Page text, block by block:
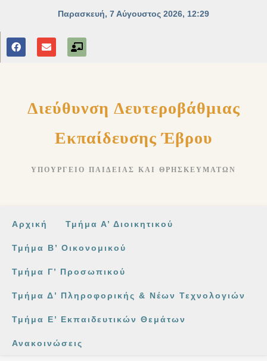
Διεύθυνση Δευτεροβάθμιας
Εκπαίδευσης Έβρου
ΥΠΟΥΡΓΕΊΟ ΠΑΙΔΕΊΑΣ ΚΑΙ ΘΡΗΣΚΕΥΜΆΤΩΝ
Αρχική Τμήμα Α’ Διοικητικού
Τμήμα Β’ Οικονομικού
Τμήμα Γ’ Προσωπικού
Τμήμα Δ’ Πληροφορικής & Νέων Τεχνολογιών
Τμήμα Ε’ Εκπαιδευτικών Θεμάτων
Ανακοινώσεις